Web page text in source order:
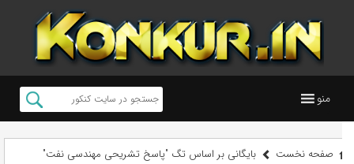
منو
صفحه نخست بایگانی بر اساس تگ "پاسخ تشریحی مهندسی نفت"